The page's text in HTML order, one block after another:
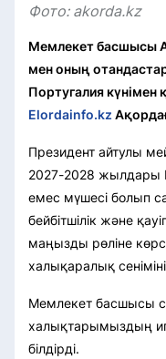
Фото: akorda.kz
Мемлекет басшысы
мен оның
Португалия
Elordainfo.kz
Президент айтулы
2027-2028 жылдары
емес мүшесі болып
бейбітшілік және
маңызды рөліне
халықаралық
Мемлекет басшысы
халықтарымыздың
білдірді.